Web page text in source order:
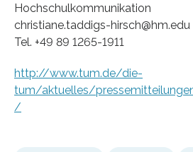
Hochschulkommunikation
christiane.taddigs-hirsch@hm.edu
Tel. +49 89 1265-1911
http://www.tum.de/die-
tum/aktuelles/
/